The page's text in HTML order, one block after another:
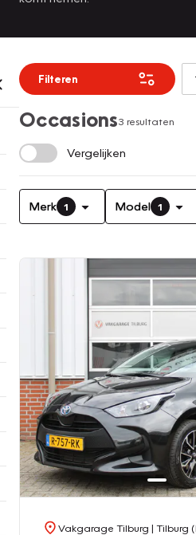
Filteren
Occasions3 resultaten
Vergelijken
Merk 1 Model 1
Vakgarage Tilburg | Tilburg